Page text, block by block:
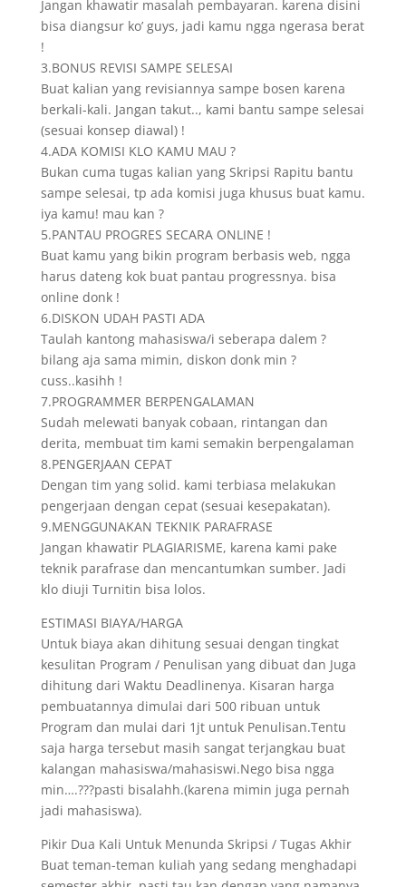
Jangan khawatir masalah pembayaran. karena disini
bisa diangsur ko’ guys, jadi kamu ngga ngerasa berat
!
3.BONUS REVISI SAMPE SELESAI
Buat kalian yang revisiannya sampe bosen karena
berkali-kali. Jangan takut.., kami bantu sampe selesai
(sesuai konsep diawal) !
4.ADA KOMISI KLO KAMU MAU ?
Bukan cuma tugas kalian yang Skripsi Rapitu bantu
sampe selesai, tp ada komisi juga khusus buat kamu.
iya kamu! mau kan ?
5.PANTAU PROGRES SECARA ONLINE !
Buat kamu yang bikin program berbasis web, ngga
harus dateng kok buat pantau progressnya. bisa
online donk !
6.DISKON UDAH PASTI ADA
Taulah kantong mahasiswa/i seberapa dalem ?
bilang aja sama mimin, diskon donk min ?
cuss..kasihh !
7.PROGRAMMER BERPENGALAMAN
Sudah melewati banyak cobaan, rintangan dan
derita, membuat tim kami semakin berpengalaman
8.PENGERJAAN CEPAT
Dengan tim yang solid. kami terbiasa melakukan
pengerjaan dengan cepat (sesuai kesepakatan).
9.MENGGUNAKAN TEKNIK PARAFRASE
Jangan khawatir PLAGIARISME, karena kami pake
teknik parafrase dan mencantumkan sumber. Jadi
klo diuji Turnitin bisa lolos.
ESTIMASI BIAYA/HARGA
Untuk biaya akan dihitung sesuai dengan tingkat
kesulitan Program / Penulisan yang dibuat dan Juga
dihitung dari Waktu Deadlinenya. Kisaran harga
pembuatannya dimulai dari 500 ribuan untuk
Program dan mulai dari 1jt untuk Penulisan.Tentu
saja harga tersebut masih sangat terjangkau buat
kalangan mahasiswa/mahasiswi.Nego bisa ngga
min….???pasti bisalahh.(karena mimin juga pernah
jadi mahasiswa).
Pikir Dua Kali Untuk Menunda Skripsi / Tugas Akhir
Buat teman-teman kuliah yang sedang menghadapi